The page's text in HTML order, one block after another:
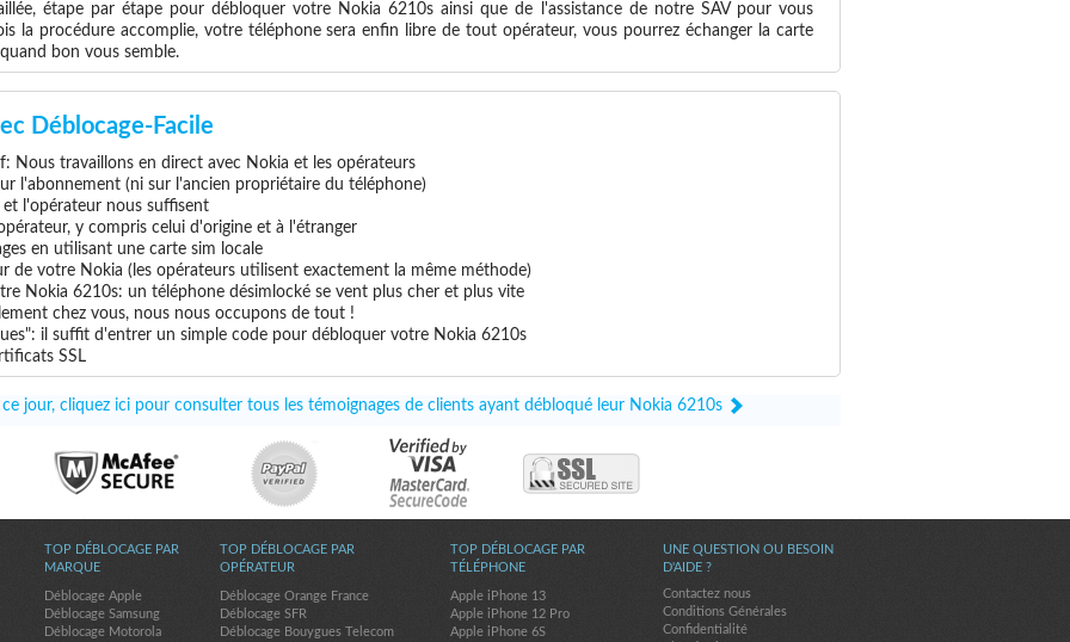
étape par étape pour débloquer votre Nokia 6210s ainsi que de l'assistance de notre SAV pour vous
la procédure accomplie, votre téléphone sera enfin libre de tout opérateur, vous pourrez échanger la carte
bon vous semble.
Déblocage-Facile
Nous travaillons en direct avec Nokia et les opérateurs
l'abonnement (ni sur l'ancien propriétaire du téléphone)
et l'opérateur nous suffisent
y compris celui d'origine et à l'étranger
en utilisant une carte sim locale
de votre Nokia (les opérateurs utilisent exactement la même méthode)
Nokia 6210s: un téléphone désimlocké se vent plus cher et plus vite
chez vous, nous nous occupons de tout !
il suffit d'entrer un simple code pour débloquer votre Nokia 6210s
SSL
jour, cliquez ici pour consulter tous les témoignages de clients ayant débloqué leur Nokia 6210s
UNE QUESTION OU BESOIN
D'AIDE ?
Contactez nous
Conditions Générales
Confidentialité
TOP DÉBLOCAGE PAR
MARQUE
Déblocage Apple
Déblocage Samsung
Déblocage Motorola
TOP DÉBLOCAGE PAR
OPÉRATEUR
Déblocage Orange France
Déblocage SFR
Déblocage Bouygues Telecom
TOP DÉBLOCAGE PAR
TÉLÉPHONE
Apple iPhone 13
Apple iPhone 12 Pro
Apple iPhone 6S